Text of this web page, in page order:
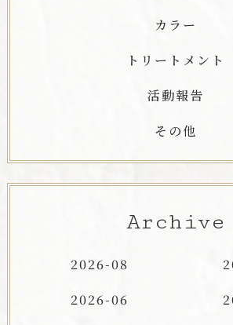
カラー
トリートメント
活動報告
その他
Archive
2026-08
2026-06